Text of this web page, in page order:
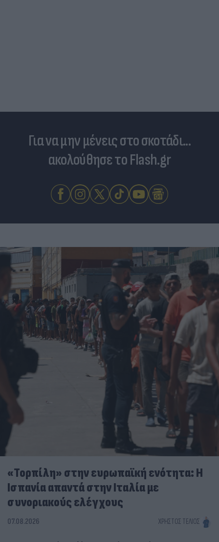
Για να μην μένεις στο σκοτάδι...
ακολούθησε το Flash.gr
«Τορπίλη» στην ευρωπαϊκή ενότητα: Η
Ισπανία απαντά στην Ιταλία με
συνοριακούς ελέγχους
07.08.2026 ΧΡΉΣΤΟΣ ΤΈΛΙΟΣ